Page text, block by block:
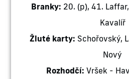
Branky: 20. (p), 41.
Kavalíř
Žluté karty: Schořovský,
Nový
Rozhodčí: Vršek -